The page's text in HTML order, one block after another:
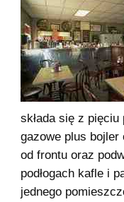
składa się z
gazowe plus
od frontu oraz
podłogach kafle i
jednego